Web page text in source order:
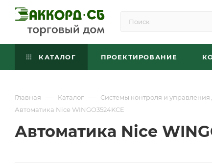
КАТАЛОГ ПРОЕКТИРОВАНИЕ
Главная — Каталог — Системы контроля и управления
Автоматика Nice WINGO3524KCE
Автоматика Nice